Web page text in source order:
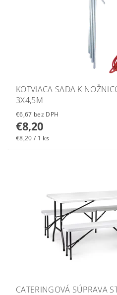
KOTVIACA SADA K
3X4,5M
€6,67 bez DPH
€8,20
€8,20 / 1 ks
CATERINGOVÁ SÚPRAVA